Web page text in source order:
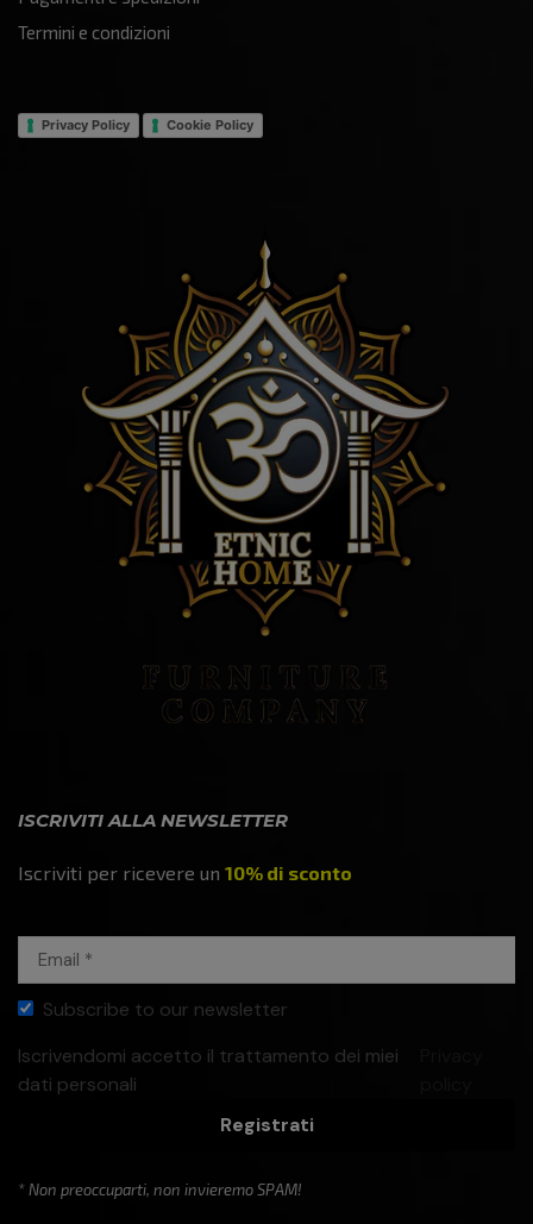
Termini e condizioni
Privacy Policy Cookie Policy
ISCRIVITI ALLA NEWSLETTER
Iscriviti per ricevere un 10% di sconto
Subscribe to our newsletter
Iscrivendomi accetto il trattamento dei miei
dati personali
Registrati
* Non preoccuparti, non invieremo SPAM!